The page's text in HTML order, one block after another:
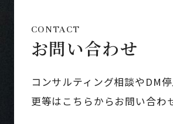
CONTACT
お問い合わせ
コンサルティング相談やDM
更等はこちらからお問い合わ